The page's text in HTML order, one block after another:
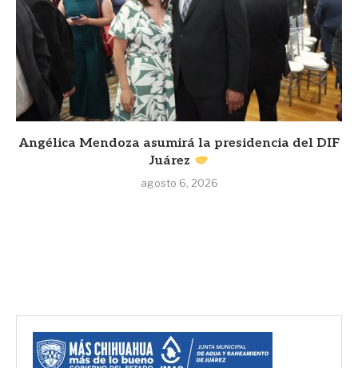
Angélica Mendoza asumirá la presidencia del DIF
Juárez
agosto 6, 2026